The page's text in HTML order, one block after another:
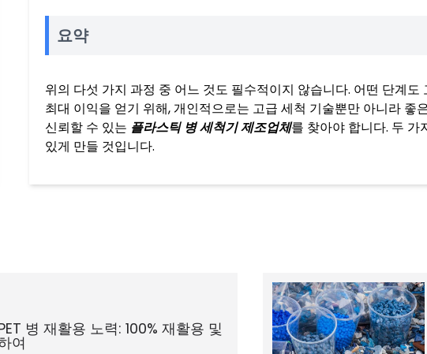
요약
위의 다섯 가지 과정 중 어느 것도 필수적이지 않습니다. 어떤 단계
최대 이익을 얻기 위해, 개인적으로는 고급 세척 기술뿐만 아니라
신뢰할 수 있는 플라스틱 병 세척기 제조업체를 찾아야 합니다. 두 가
있게 만들 것입니다.
병 재활용 노력: 100% 재활용 및
여